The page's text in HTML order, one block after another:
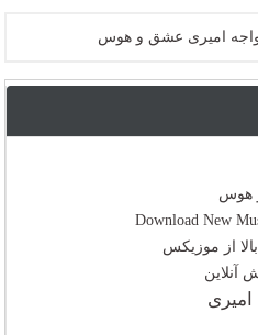
امیری عشق و هوس
هوس
Download New
از موزیکس